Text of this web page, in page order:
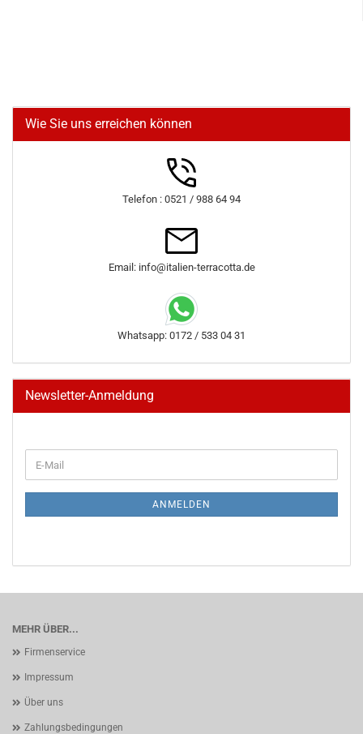
Wie Sie uns erreichen können
Telefon : 0521 / 988 64 94
Email: info@italien-terracotta.de
Whatsapp: 0172 / 533 04 31
Newsletter-Anmeldung
ZUR
E-
Mail
ANMELDEN
MEHR ÜBER...
Firmenservice
Impressum
Über uns
Zahlungsbedingungen